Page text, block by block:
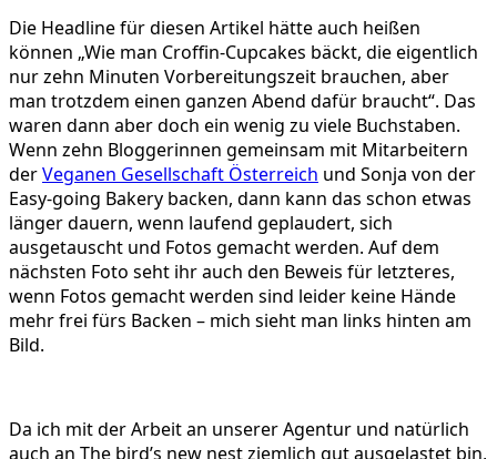
Vegan,
schnell
und
einfach
Die Headline für diesen Artikel hätte auch heißen
können „Wie man Croffin-Cupcakes bäckt, die eigentlich
nur zehn Minuten Vorbereitungszeit brauchen, aber
man trotzdem einen ganzen Abend dafür braucht“. Das
waren dann aber doch ein wenig zu viele Buchstaben.
Wenn zehn Bloggerinnen gemeinsam mit Mitarbeitern
derVeganen Gesellschaft Österreich und Sonja von der
Easy-going Bakery backen, dann kann das schon etwas
länger dauern, wenn laufend geplaudert, sich
ausgetauscht und Fotos gemacht werden. Auf dem
nächsten Foto seht ihr auch den Beweis für letzteres,
wenn Fotos gemacht werden sind leider keine Hände
mehr frei fürs Backen – mich sieht man links hinten am
Bild.
Da ich mit der Arbeit an unserer Agentur und natürlich
auch an The bird’s new nest ziemlich gut ausgelastet bin,